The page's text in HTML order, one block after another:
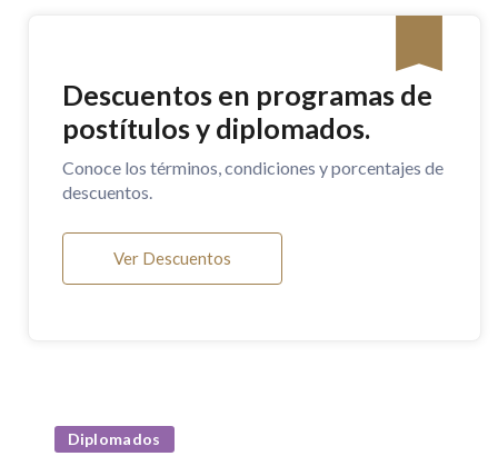
Descuentos en programas de
postítulos y diplomados.
Conoce los términos, condiciones y porcentajes de
descuentos.
Ver Descuentos
Diplomados